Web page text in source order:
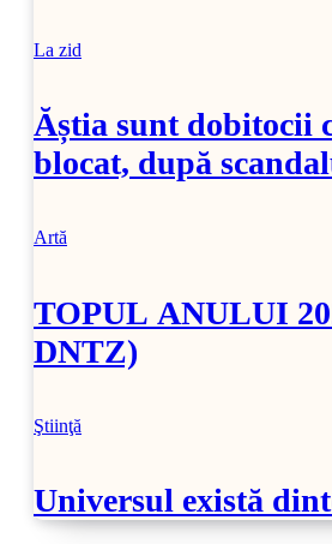
La zid
Ăștia sunt dobitocii
blocat, după
Artă
TOPUL ANULUI
DNTZ)
Ştiinţă
Universul există